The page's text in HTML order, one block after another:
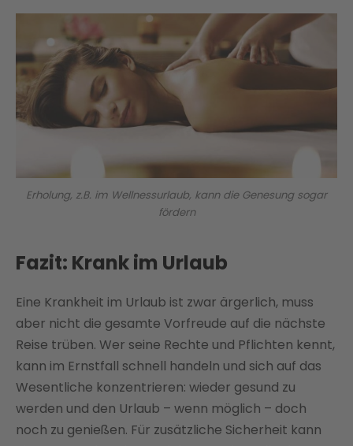
Erholung, z.B. im Wellnessurlaub, kann die Genesung sogar
fördern
Fazit: Krank im Urlaub
Eine Krankheit im Urlaub ist zwar ärgerlich, muss
aber nicht die gesamte Vorfreude auf die nächste
Reise trüben. Wer seine Rechte und Pflichten kennt,
kann im Ernstfall schnell handeln und sich auf das
Wesentliche konzentrieren: wieder gesund zu
werden und den Urlaub – wenn möglich – doch
noch zu genießen. Für zusätzliche Sicherheit kann